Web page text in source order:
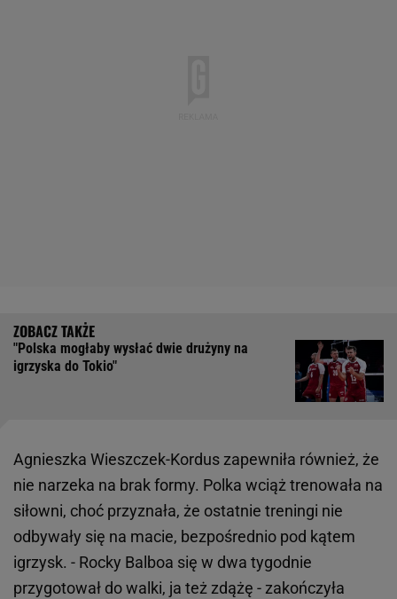
"Polska mogłaby wysłać dwie drużyny na
igrzyska do Tokio"
Agnieszka Wieszczek-Kordus zapewniła również, że
nie narzeka na brak formy. Polka wciąż trenowała na
siłowni, choć przyznała, że ostatnie treningi nie
odbywały się na macie, bezpośrednio pod kątem
igrzysk. - Rocky Balboa się w dwa tygodnie
przygotował do walki, ja też zdążę - zakończyła